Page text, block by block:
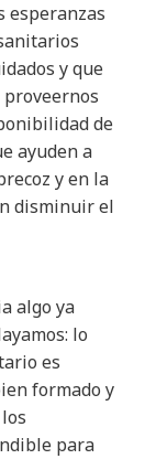
esperanzas
y que
proveernos
de
ayuden a
y en la
disminuir el
algo ya
lo
es
formado y
para